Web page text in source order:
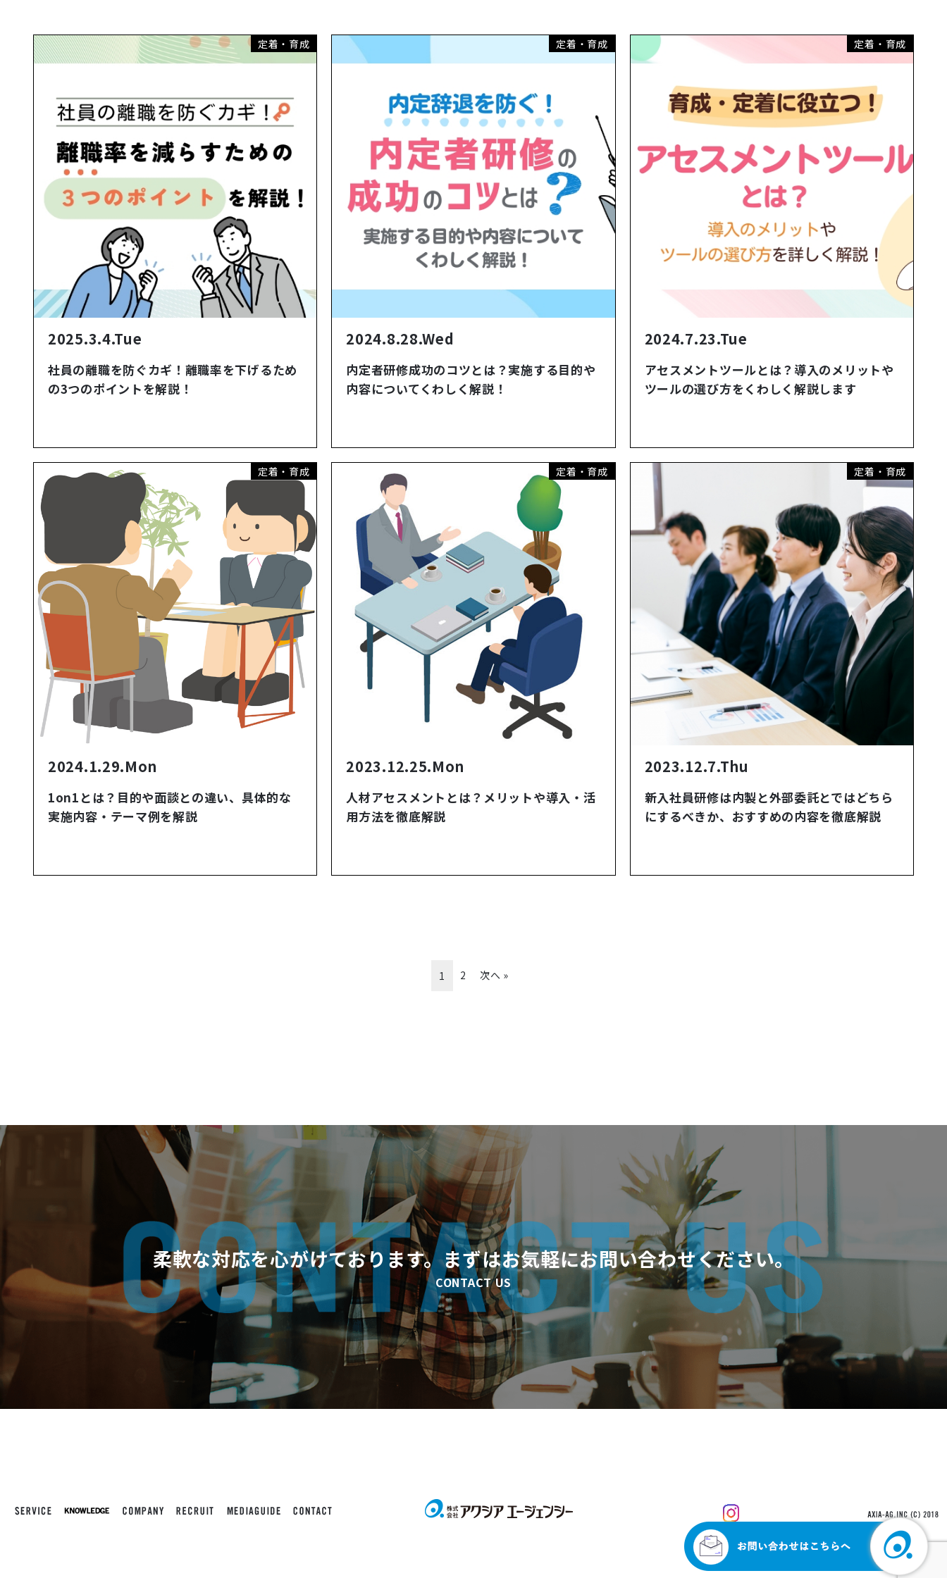
定着・育成
2025.3.4.Tue
社員の離職を防ぐカギ！離職率を下げるため
の3つのポイントを解説！
定着・育成
2024.8.28.Wed
内定者研修成功のコツとは？実施する目的や
内容についてくわしく解説！
定着・育成
2024.7.23.Tue
アセスメントツールとは？導入のメリットや
ツールの選び方をくわしく解説します
定着・育成
2024.1.29.Mon
1on1とは？目的や面談との違い、具体的な
実施内容・テーマ例を解説
定着・育成
2023.12.25.Mon
人材アセスメントとは？メリットや導入・活
用方法を徹底解説
定着・育成
2023.12.7.Thu
新入社員研修は内製と外部委託とではどちら
にするべきか、おすすめの内容を徹底解説
1 2 次へ »
柔軟な対応を心がけております。まずはお気軽にお問い合わせください。
CONTACT US